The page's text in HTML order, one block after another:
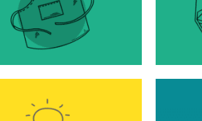
Atelier Terrarium